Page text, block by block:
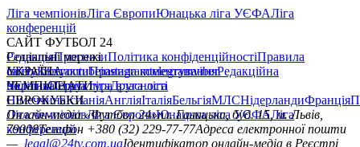
Ліга чемпіонівЛіга ЄвропиЮнацька ліга УЄФАЛіга
конференцій
САЙТ ФУТБОЛ 24
РедакціяПрогнозиПолітика конфіденційностіПравила
сайтуКонтактиПравила коментуванняРедакційна
політикаСтруктура власності
Соціальні мережі
facebookxyoutubeinstagramtelegramviber
УКРАЇНА
УкраїнаПерша лігаДруга ліга
ЧЕМПІОНАТИ
НімеччинаІспаніяАнгліяІталіяБельгіяМЛСНідерландиФранція
ЄВРОКУБКИ
Ліга чемпіонівЛіга ЄвропиЮнацька ліга УЄФАЛіга
конференцій
Онлайн-медіа «Футбол 24»пл. Галицька, буд. 15, м. Львів,
79008Телефон +380 (32) 229-77-77Адреса електронної пошти
— legal@24tv.com.uaІдентифікатор онлайн-медіа в Реєстрі